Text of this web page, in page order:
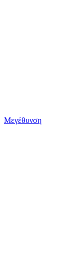
Μεγέθυνση